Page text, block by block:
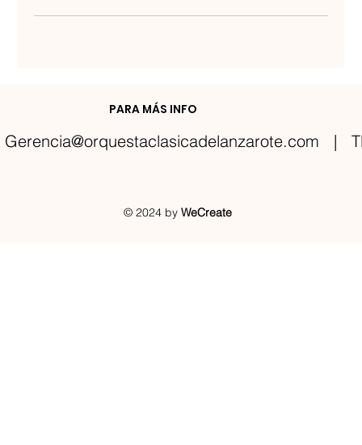
PARA MÁS INFO
Gerencia@orquestaclasicadelanzarote.com |
© 2024 byWeCreate